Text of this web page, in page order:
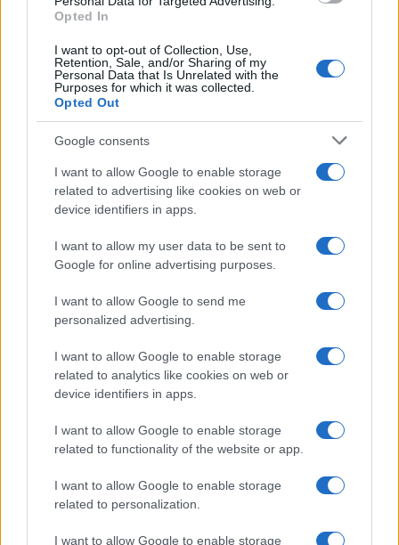
Opted In
I want to opt-out of Collection, Use,
Retention, Sale, and/or Sharing of my
Personal Data that Is Unrelated with the
Purposes for which it was collected.
Opted Out
Google consents
I want to allow Google to enable storage
related to advertising like cookies on web or
device identifiers in apps.
I want to allow my user data to be sent to
Google for online advertising purposes.
I want to allow Google to send me
personalized advertising.
I want to allow Google to enable storage
related to analytics like cookies on web or
device identifiers in apps.
I want to allow Google to enable storage
related to functionality of the website or app.
I want to allow Google to enable storage
related to personalization.
I want to allow Google to enable storage
'zategnjene' noge, stegna, nekaj, kar se mi je
primerilo prvič in česar nisem izkusila niti po mojem
navadnem treningu."
Noge sem imela res utrujene, še dobro, da sem
imela po tem maratonu dva dneva premora.
Predvsem koža se je morala regenerirati, in se je,
pa tudi sama sem bila bolj kot ne v vodoravnem
položaju, tako da sem se tudi jaz 'resetirala'," je
katerim bi povezala plezanje, druženje z navijači in
Vir: STA
Opozorilo:Po 297. členu Kazenskega zakonika je
posameznik kazensko odgovoren za javno spodbujanje